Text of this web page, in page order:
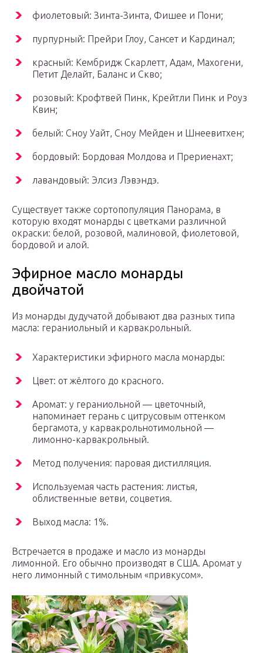
фиолетовый: Зинта-Зинта, Фишее и Пони;
пурпурный: Прейри Глоу, Сансет и Кардинал;
красный: Кембридж Скарлетт, Адам, Махогени,
Петит Делайт, Баланс и Скво;
розовый: Крофтвей Пинк, Крейтли Пинк и Роуз
Квин;
белый: Сноу Уайт, Сноу Мейден и Шнеевитхен;
бордовый: Бордовая Молдова и Прериенахт;
лавандовый: Элсиз Лэвэндэ.
Существует также сортопопуляция Панорама, в
которую входят монарды с цветками различной
окраски: белой, розовой, малиновой, фиолетовой,
бордовой и алой.
Эфирное масло монарды
двойчатой
Из монарды дудучатой добывают два разных типа
масла: гераниольный и карвакрольный.
Характеристики эфирного масла монарды:
Цвет: от жёлтого до красного.
Аромат: у гераниольной — цветочный,
напоминает герань с цитрусовым оттенком
бергамота, у карвакрольнотимольной —
лимонно-карвакрольный.
Метод получения: паровая дистилляция.
Используемая часть растения: листья,
облиственные ветви, соцветия.
Выход масла: 1%.
Встречается в продаже и масло из монарды
лимонной. Его обычно производят в США. Аромат у
него лимонный с тимольным «привкусом».